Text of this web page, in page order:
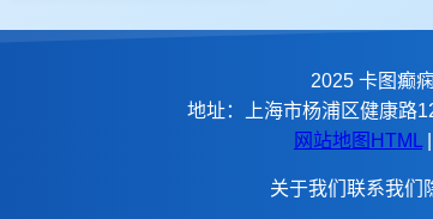
2025 卡图癫
地址：上海市杨浦区健康路
网站地图HTML
关于我们 联系我们